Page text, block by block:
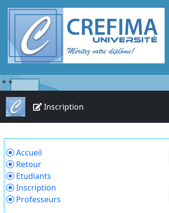
* *
Inscription
Accueil
Retour
Etudiants
Inscription
Professeurs